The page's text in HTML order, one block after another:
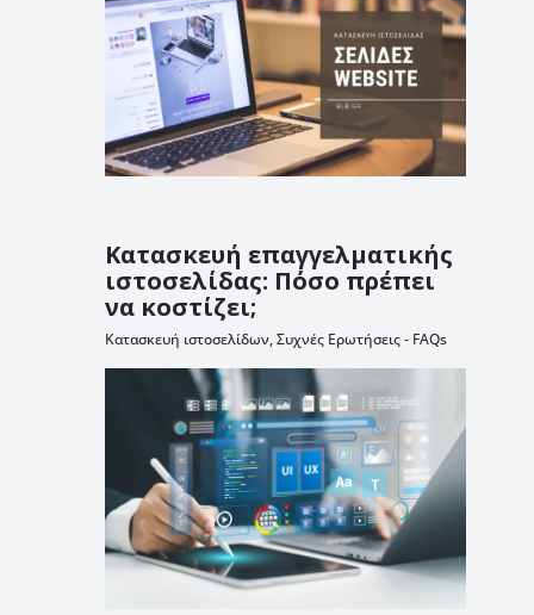
Κατασκευή επαγγελματικής
ιστοσελίδας: Πόσο πρέπει
να κοστίζει;
Κατασκευή ιστοσελίδων,Συχνές Ερωτήσεις - FAQs